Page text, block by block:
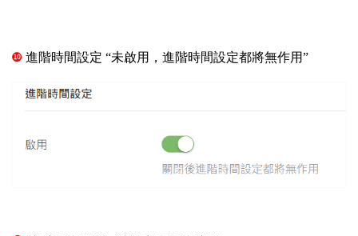
❿ 進階時間設定 “未啟用，進階時間設定都將無作用”